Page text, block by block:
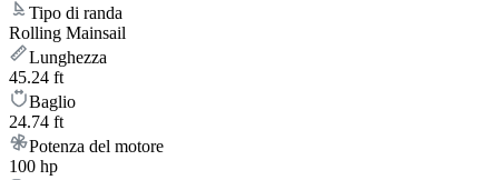
Tipo di randa
Rolling Mainsail
Lunghezza
45.24 ft
Baglio
24.74 ft
Potenza del motore
100 hp